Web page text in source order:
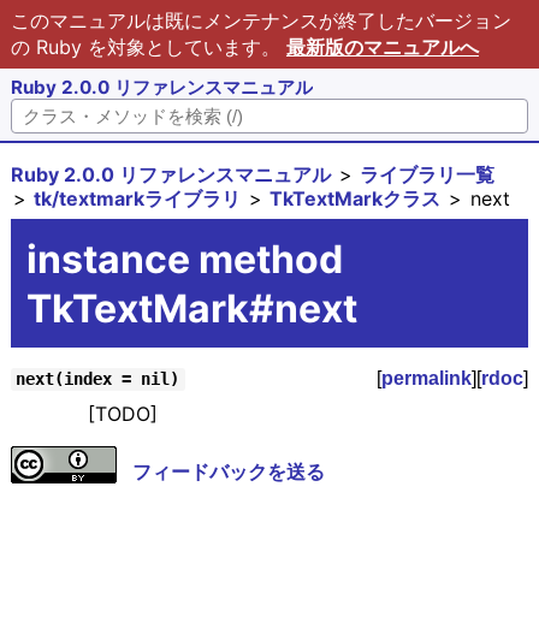
このマニュアルは既にメンテナンスが終了したバージョン
の Ruby を対象としています。 最新版のマニュアルへ
Ruby 2.0.0 リファレンスマニュアル
Ruby 2.0.0 リファレンスマニュアル
ライブラリ一覧
tk/textmarkライブラリ
TkTextMarkクラス next
instance method
TkTextMark#next
next(index = nil) [permalink][rdoc]
[TODO]
フィードバックを送る